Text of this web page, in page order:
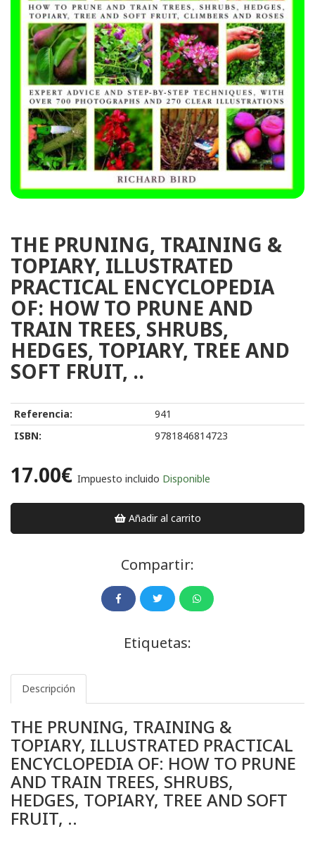
THE PRUNING, TRAINING &
TOPIARY, ILLUSTRATED
PRACTICAL ENCYCLOPEDIA
OF: HOW TO PRUNE AND
TRAIN TREES, SHRUBS,
HEDGES, TOPIARY, TREE AND
SOFT FRUIT, ..
Referencia:
941
ISBN:
9781846814723
17.00€ Impuesto incluido Disponible
Añadir al carrito
Compartir:
Etiquetas:
Descripción
THE PRUNING, TRAINING &
TOPIARY, ILLUSTRATED PRACTICAL
ENCYCLOPEDIA OF: HOW TO PRUNE
AND TRAIN TREES, SHRUBS,
HEDGES, TOPIARY, TREE AND SOFT
FRUIT, ..